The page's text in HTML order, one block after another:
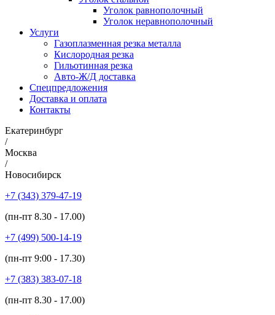
Уголок равнополочный
Уголок неравнополочный
Услуги
Газоплазменная резка металла
Кислородная резка
Гильотинная резка
Авто-Ж/Д доставка
Спецпредложения
Доставка и оплата
Контакты
Екатеринбург
/
Москва
/
Новосибирск
+7 (343) 379-47-19
(пн-пт 8.30 - 17.00)
+7 (499) 500-14-19
(пн-пт 9:00 - 17.30)
+7 (383) 383-07-18
(пн-пт 8.30 - 17.00)